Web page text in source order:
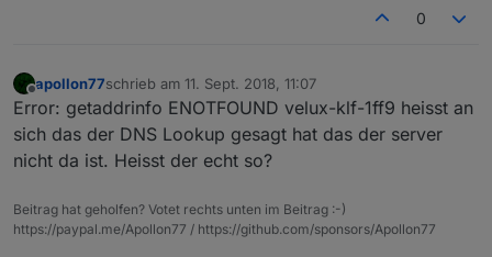
0
apollon77schrieb am 11. Sept. 2018, 11:07
zuletzt editiert von
Error: getaddrinfo ENOTFOUND velux-klf-1ff9 heisst an
sich das der DNS Lookup gesagt hat das der server
nicht da ist. Heisst der echt so?
Beitrag hat geholfen? Votet rechts unten im Beitrag :-)
https://paypal.me/Apollon77 / https://github.com/sponsors/Apollon77